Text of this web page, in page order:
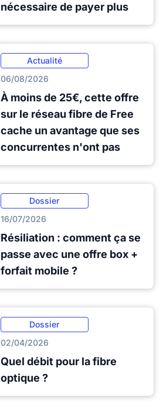
nécessaire de payer plus
Actualité
06/08/2026
À moins de 25€, cette offre
sur le réseau fibre de Free
cache un avantage que ses
concurrentes n'ont pas
Dossier
16/07/2026
Résiliation : comment ça se
passe avec une offre box +
forfait mobile ?
Dossier
02/04/2026
Quel débit pour la fibre
optique ?